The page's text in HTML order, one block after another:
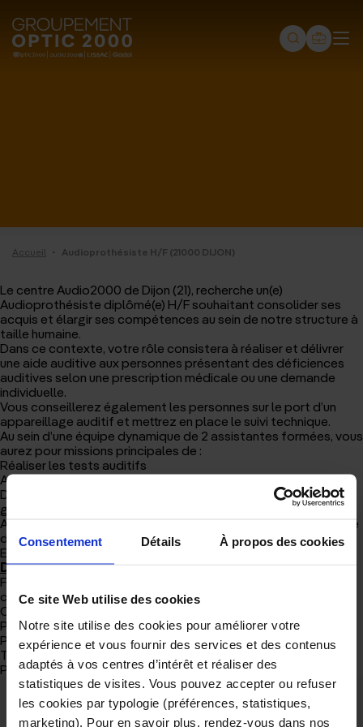
Consentement Détails À propos des cookies
Ce site Web utilise des cookies
Notre site utilise des cookies pour améliorer votre
expérience et vous fournir des services et des contenus
adaptés à vos centres d’intérêt et réaliser des
statistiques de visites. Vous pouvez accepter ou refuser
les cookies par typologie (préférences, statistiques,
marketing). Pour en savoir plus, rendez-vous dans nos
Groupement
Optic
Lissac
-
Gadol
-
Page
d'accueil
Accueil · Audioprothésiste H/F (21000 DIJON)
Le centre Audio2000 de Dijon (21), recherche un(e)
Audioprothésiste diplômé(e) H/F souhaitant consolider ses
acquis et élargir ses compétences au sein de notre structure à
taille humaine.
Dans ce contexte, votre rôle consistera à réaliser et délivrer
une aide auditive aux personnes présentant des déficiences
auditives selon une prescription médicale ou une demande
individuelle.
Vous conseillerez également les personnes sur le port d’un
appareillage auditif et mettrez en place le suivi technique.
Au sein d’une équipe dynamique de 2 assistantes formées, vous
aurez pour missions principales de :
Réaliser les tests auditifs
Adapter et effectuer les suivis Audioprothétiques
Développer les relations médicales (ORL, médecins
généralistes)
Assurer le suivi de la satisfaction (devis, délais, confort, qualité
de service)
Effectuer l’entretien et le nettoyage des appareils utilisés
De nombreux avantages à la clés :
Facilité d’accès grâce à la proximité des transports en
commun
Conciliation de la vie personnelle et professionnelle
Patientèle importante et fidélisée
Prime sur CA
Tickets restaurant
Poste à pourvoir en CDI en temps complet ou partiel.